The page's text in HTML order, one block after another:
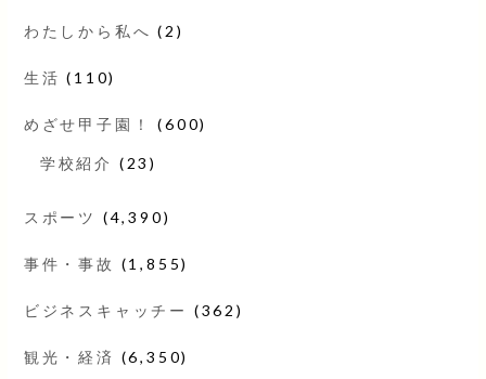
わたしから私へ (2)
生活 (110)
めざせ甲子園！ (600)
学校紹介 (23)
スポーツ (4,390)
事件・事故 (1,855)
ビジネスキャッチー (362)
観光・経済 (6,350)